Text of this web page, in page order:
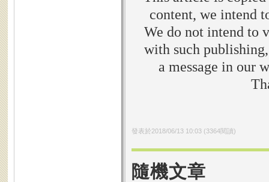
content, we intend
We do not intend to
with such
a message in our
發表於2018/06/13 10:03(3364閱讀)
隨機文章